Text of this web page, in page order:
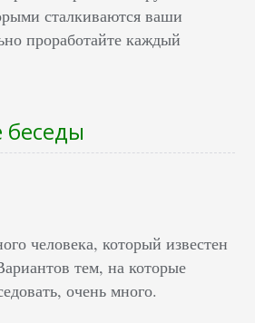
сталкиваются ваши
проработайте каждый
человека, который известен
тем, на которые
очень много.